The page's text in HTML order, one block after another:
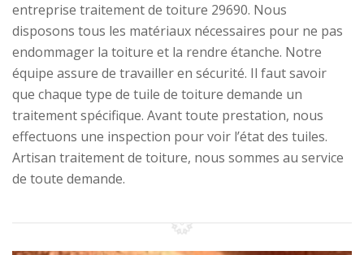
entreprise traitement de toiture 29690. Nous
disposons tous les matériaux nécessaires pour ne pas
endommager la toiture et la rendre étanche. Notre
équipe assure de travailler en sécurité. Il faut savoir
que chaque type de tuile de toiture demande un
traitement spécifique. Avant toute prestation, nous
effectuons une inspection pour voir l’état des tuiles.
Artisan traitement de toiture, nous sommes au service
de toute demande.